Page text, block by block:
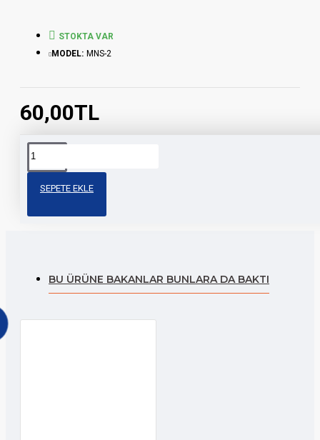
60,00TL
STOKTA VAR
MODEL: MNS-2
SEPETE EKLE
Etiketler:
sticker
BU ÜRÜNE BAKANLAR BUNLARA DA BAKTI